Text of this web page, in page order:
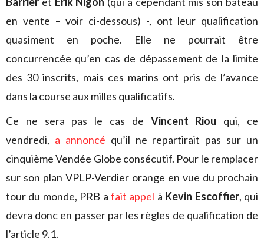
en vente – voir ci-dessous) -, ont leur qualification
quasiment en poche. Elle ne pourrait être
concurrencée qu’en cas de dépassement de la limite
des 30 inscrits, mais ces marins ont pris de l’avance
dans la course aux milles qualificatifs.
Ce ne sera pas le cas de Vincent Riou qui, ce
vendredi, a annoncé qu’il ne repartirait pas sur un
cinquième Vendée Globe consécutif. Pour le remplacer
sur son plan VPLP-Verdier orange en vue du prochain
tour du monde, PRB a fait appel à Kevin Escoffier, qui
devra donc en passer par les règles de qualification de
l’article 9.1.